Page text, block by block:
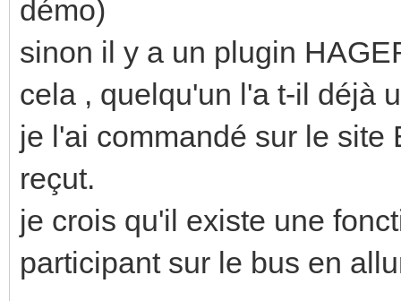
démo)
sinon il y a un plugin
cela , quelqu'un l'a t-il déjà
je l'ai commandé sur le site
reçut.
je crois qu'il existe une
participant sur le bus en